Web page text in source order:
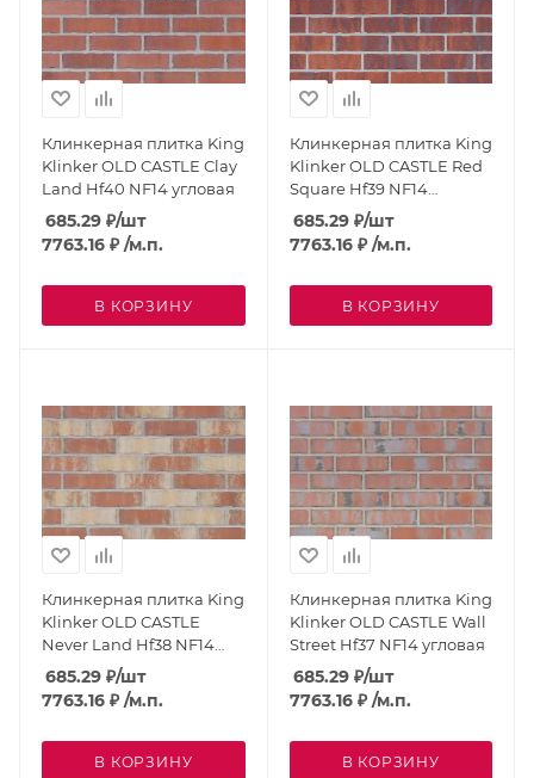
Клинкерная плитка King
Klinker OLD CASTLE Clay
Land Hf40 NF14 угловая
685.29 ₽/шт
7763.16 ₽ /м.п.
В КОРЗИНУ
Клинкерная плитка King
Klinker OLD CASTLE Red
Square Hf39 NF14
угловая
685.29₽/шт
7763.16 ₽ /м.п.
В КОРЗИНУ
Клинкерная плитка King
Klinker OLD CASTLE
Never Land Hf38 NF14
угловая
685.29 ₽/шт
7763.16 ₽ /м.п.
В КОРЗИНУ
Клинкерная плитка King
Klinker OLD CASTLE Wall
Street Hf37 NF14 угловая
685.29₽/шт
7763.16 ₽ /м.п.
В КОРЗИНУ